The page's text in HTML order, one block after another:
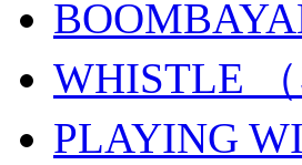
WHISTLE （
PLAYING